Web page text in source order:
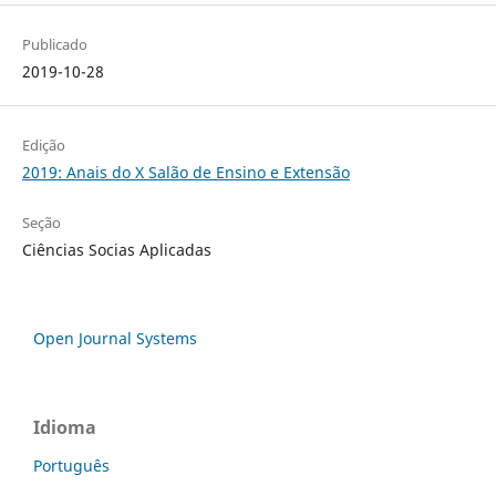
Publicado
2019-10-28
Edição
2019: Anais do X Salão de Ensino e Extensão
Seção
Ciências Socias Aplicadas
Open Journal Systems
Idioma
Português